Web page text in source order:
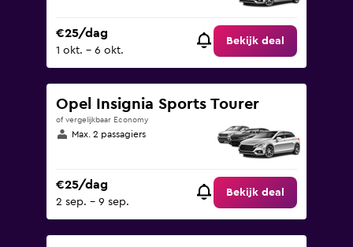
€25/dag
1 okt. - 6 okt.
Bekijk deal
Opel Insignia Sports Tourer
of vergelijkbaar Economy
Max. 2 passagiers
€25/dag
2 sep. - 9 sep.
Bekijk deal